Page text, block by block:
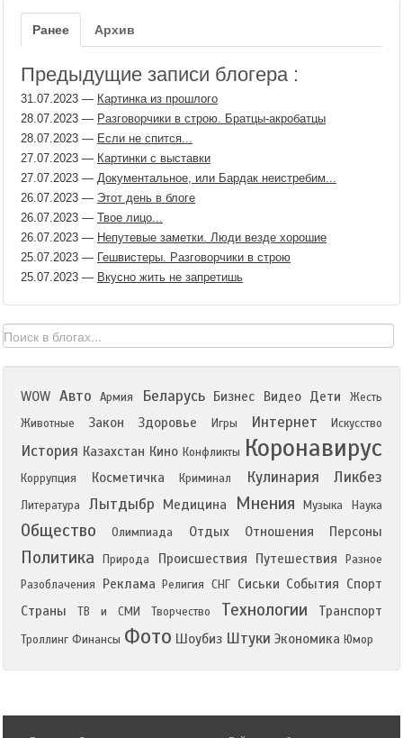
Ранее Архив
Предыдущие записи блогера :
31.07.2023 — Картинка из прошлого
28.07.2023 — Разговорчики в строю. Братцы-акробатцы
28.07.2023 — Если не спится...
27.07.2023 — Картинки с выставки
27.07.2023 — Документальное, или Бардак неистребим...
26.07.2023 — Этот день в блоге
26.07.2023 — Твое лицо...
26.07.2023 — Непутевые заметки. Люди везде хорошие
25.07.2023 — Гешвистеры. Разговорчики в строю
25.07.2023 — Вкусно жить не запретишь
WOW Авто Армия Беларусь Бизнес Видео Дети
Жесть
Животные
Закон Здоровье Игры Интернет Искусство
История Казахстан Кино Конфликты Коронавирус
Коррупция Косметичка Криминал Кулинария Ликбез
Литература Лытдыбр Медицина Мнения Музыка Наука
Общество Олимпиада Отдых Отношения Персоны
Политика Природа Происшествия Путешествия
Разное
Разоблачения
Реклама Религия СНГ Сиськи События Спорт
Страны
ТВ и СМИ Творчество Технологии Транспорт
Троллинг Финансы Фото Шоубиз Штуки Экономика Юмор